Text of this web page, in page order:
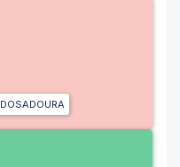
DOSADOURA